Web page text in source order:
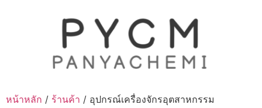
หน้าหลัก / ร้านค้า / อุปกรณ์เครื่องจักรอุตสาหกรรม